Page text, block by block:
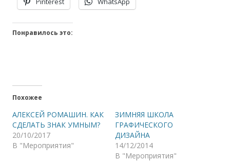
Понравилось это:
Похожее
АЛЕКСЕЙ РОМАШИН. КАК
СДЕЛАТЬ ЗНАК УМНЫМ?
20/10/2017
В "Мероприятия"
ЗИМНЯЯ ШКОЛА
ГРАФИЧЕСКОГО
ДИЗАЙНА
14/12/2014
В "Мероприятия"